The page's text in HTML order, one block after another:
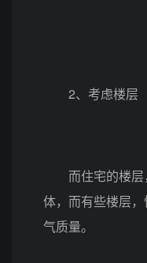
2、考虑楼层
而住宅的楼层
体，而有些楼层
气质量。